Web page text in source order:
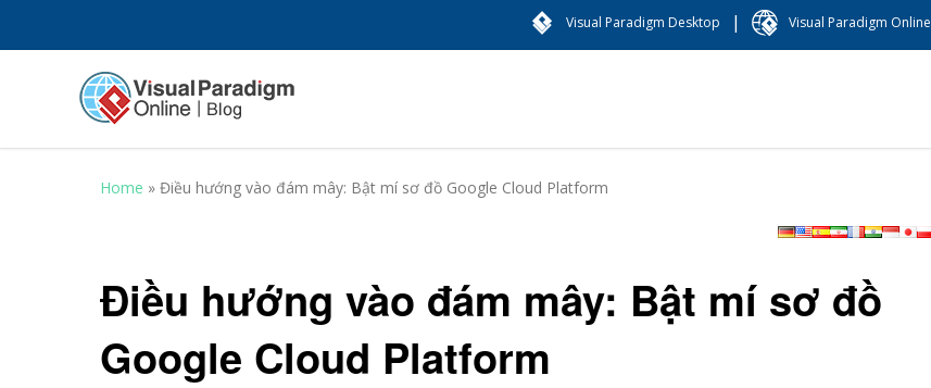
Visual Paradigm Desktop | Visual Paradigm Online
Home » Điều hướng vào đám mây: Bật mí sơ đồ Google Cloud Platform
Điều hướng vào đám mây: Bật mí sơ đồ
Google Cloud Platform